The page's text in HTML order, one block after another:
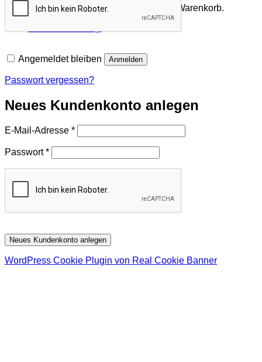
Es befinden sich keine Produkte im Warenkorb.
Angemeldet bleiben Anmelden
Passwort vergessen?
Neues Kundenkonto anlegen
E-Mail-Adresse *Erforderlich
Passwort*Erforderlich
Neues Kundenkonto anlegen
WordPress Cookie Plugin von Real Cookie Banner